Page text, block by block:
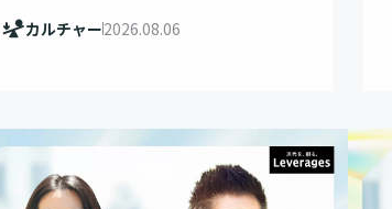
カルチャー2026.08.06